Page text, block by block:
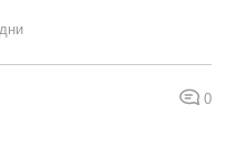
0